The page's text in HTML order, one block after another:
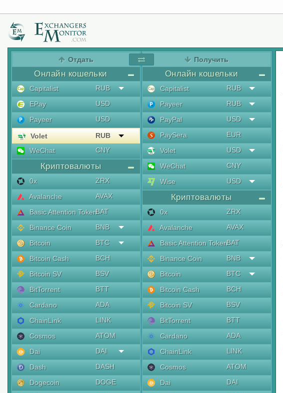
Отдать
Онлайн кошельки
Capitalist
RUB
EPay
USD
Payeer
USD
Volet
RUB
WeChat
CNY
Криптовалюты
0x
ZRX
Avalanche
AVAX
Basic Attention TokenBAT
Binance Coin
BNB
Bitcoin
BTC
Bitcoin Cash
BCH
Bitcoin SV
BSV
BitTorrent
BTT
Cardano
ADA
ChainLink
LINK
Cosmos
ATOM
Dai
DAI
Dash
DASH
Dogecoin
DOGE
Получить
Онлайн кошельки
Capitalist
RUB
Payeer
RUB
PayPal
USD
PaySera
EUR
Volet
USD
WeChat
CNY
Wise
USD
Криптовалюты
0x
ZRX
Avalanche
AVAX
Basic Attention TokenBAT
Binance Coin
BNB
Bitcoin
BTC
Bitcoin Cash
BCH
Bitcoin SV
BSV
BitTorrent
BTT
Cardano
ADA
ChainLink
LINK
Cosmos
ATOM
Dai
DAI